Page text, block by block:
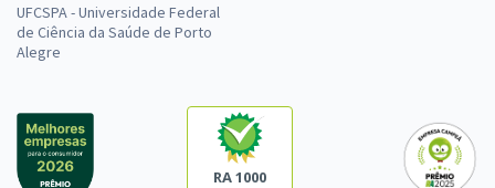
UFCSPA - Universidade Federal
de Ciência da Saúde de Porto
Alegre
RA 1000